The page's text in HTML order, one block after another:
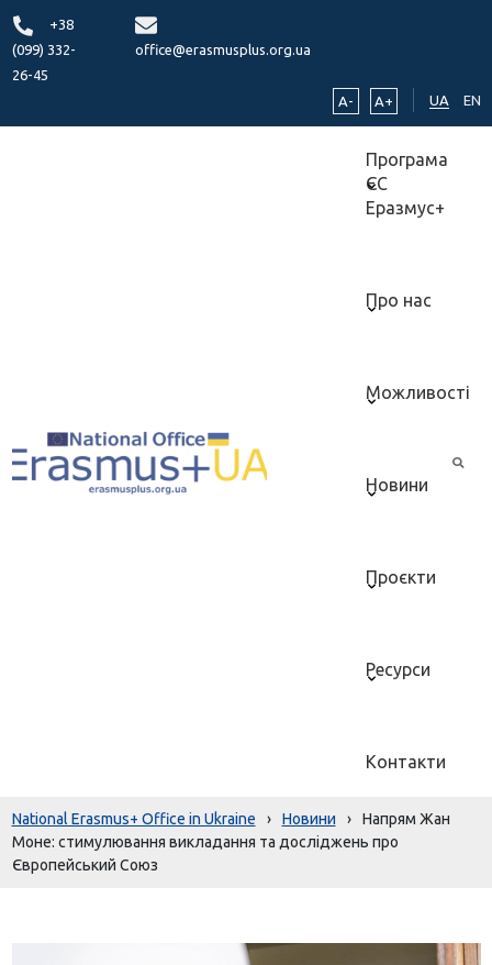
+38
(099) 332-
26-45
office@erasmusplus.org.ua
A- A+ UA EN
Програма
ЄС
Еразмус+
Про нас
Можливості
Новини
Проєкти
Ресурси
Контакти
National Erasmus+ Office in Ukraine › Новини ›
Напрям Жан
Моне: стимулювання викладання та досліджень про
Європейський Союз